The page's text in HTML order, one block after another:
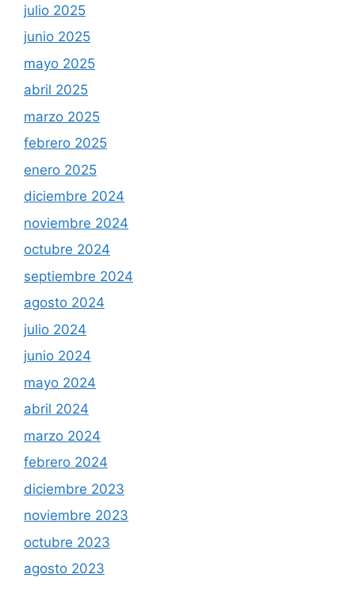
julio 2025
junio 2025
mayo 2025
abril 2025
marzo 2025
febrero 2025
enero 2025
diciembre 2024
noviembre 2024
octubre 2024
septiembre 2024
agosto 2024
julio 2024
junio 2024
mayo 2024
abril 2024
marzo 2024
febrero 2024
diciembre 2023
noviembre 2023
octubre 2023
agosto 2023